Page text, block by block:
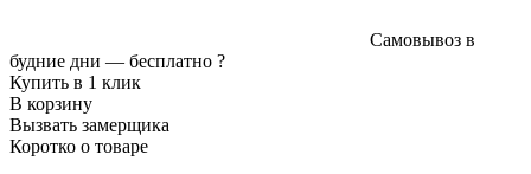
Самовывоз в
будние дни — бесплатно ?
Купить в 1 клик
В корзину
Вызвать замерщика
Коротко о товаре